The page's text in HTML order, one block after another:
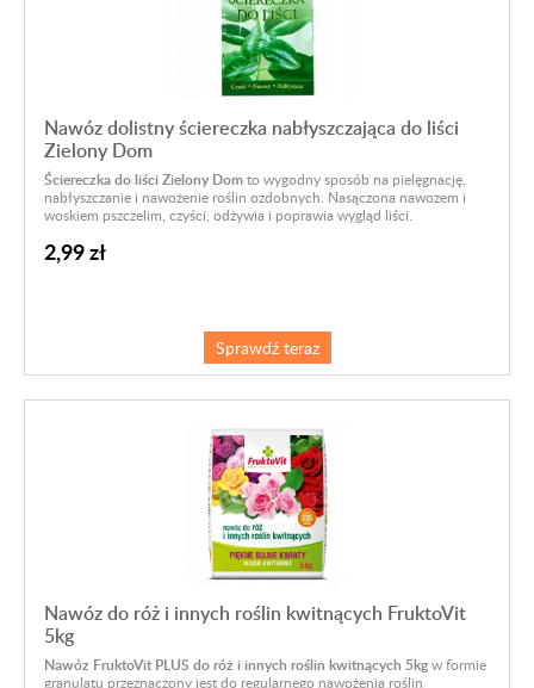
Nawóz dolistny ściereczka nabłyszczająca do liści
Zielony Dom
Ściereczka do liściZielony Domto wygodny sposób na pielęgnację,
nabłyszczanie i nawożenie roślin ozdobnych. Nasączona nawozem i
woskiem pszczelim, czyści, odżywia i poprawia wygląd liści.
2,99 zł
Sprawdź teraz
Nawóz do róż i innych roślin kwitnących FruktoVit
5kg
Nawóz FruktoVit PLUS do róż i innych roślin kwitnących 5kgw formie
granulatu przeznaczony jest do regularnego nawożenia roślin